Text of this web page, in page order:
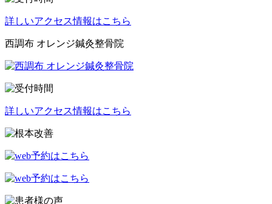
詳しいアクセス情報はこちら
西調布 オレンジ鍼灸整骨院
詳しいアクセス情報はこちら